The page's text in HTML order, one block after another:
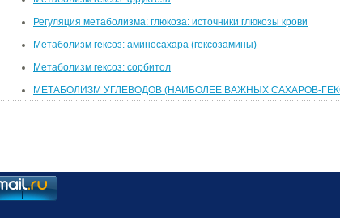
Регуляция метаболизма: глюкоза: источники глюкозы крови
Метаболизм гексоз: аминосахара (гексозамины)
Метаболизм гексоз: сорбитол
МЕТАБОЛИЗМ УГЛЕВОДОВ (НАИБОЛЕЕ ВАЖНЫХ САХАРОВ-